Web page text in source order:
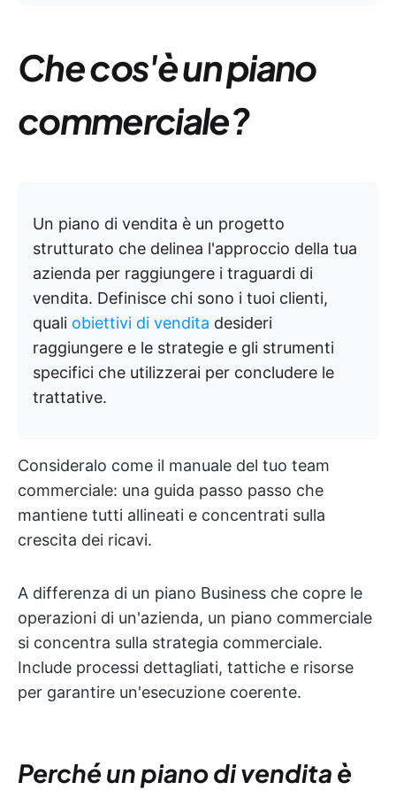
Che cos'è un piano
commerciale?
Un piano di vendita è un progetto
strutturato che delinea l'approccio della tua
azienda per raggiungere i traguardi di
vendita. Definisce chi sono i tuoi clienti,
quali obiettivi di vendita desideri
raggiungere e le strategie e gli strumenti
specifici che utilizzerai per concludere le
trattative.
Consideralo come il manuale del tuo team
commerciale: una guida passo passo che
mantiene tutti allineati e concentrati sulla
crescita dei ricavi.
A differenza di un piano Business che copre le
operazioni di un'azienda, un piano commerciale
si concentra sulla strategia commerciale.
Include processi dettagliati, tattiche e risorse
per garantire un'esecuzione coerente.
Perché un piano di vendita è